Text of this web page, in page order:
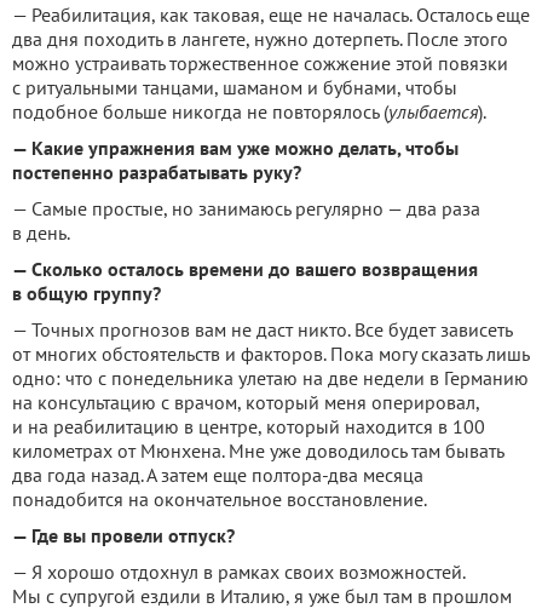
— Реабилитация, как таковая, еще не началась. Осталось еще
два дня походить в лангете, нужно дотерпеть. После этого
можно устраивать торжественное сожжение этой повязки
с ритуальными танцами, шаманом и бубнами, чтобы
подобное больше никогда не повторялось (улыбается).
— Какие упражнения вам уже можно делать, чтобы
постепенно разрабатывать руку?
— Самые простые, но занимаюсь регулярно — два раза
в день.
— Сколько осталось времени до вашего возвращения
в общую группу?
— Точных прогнозов вам не даст никто. Все будет зависеть
от многих обстоятельств и факторов. Пока могу сказать лишь
одно: что с понедельника улетаю на две недели в Германию
на консультацию с врачом, который меня оперировал,
и на реабилитацию в центре, который находится в 100
километрах от Мюнхена. Мне уже доводилось там бывать
два года назад. А затем еще полтора-два месяца
понадобится на окончательное восстановление.
— Где вы провели отпуск?
— Я хорошо отдохнул в рамках своих возможностей.
Мы с супругой ездили в Италию, я уже был там в прошлом